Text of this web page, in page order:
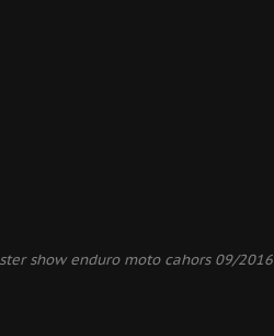
show enduro moto cahors 09/2016